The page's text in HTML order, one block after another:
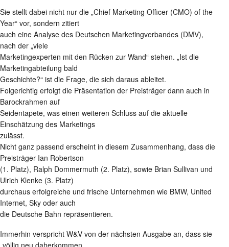
Sie stellt dabei nicht nur die „Chief Marketing Officer (CMO) of the
Year“ vor, sondern zitiert
auch eine Analyse des Deutschen Marketingverbandes (DMV),
nach der „viele
Marketingexperten mit den Rücken zur Wand“ stehen. „Ist die
Marketingabteilung bald
Geschichte?“ ist die Frage, die sich daraus ableitet.
Folgerichtig erfolgt die Präsentation der Preisträger dann auch in
Barockrahmen auf
Seidentapete, was einen weiteren Schluss auf die aktuelle
Einschätzung des Marketings
zulässt.
Nicht ganz passend erscheint in diesem Zusammenhang, dass die
Preisträger Ian Robertson
(1. Platz), Ralph Dommermuth (2. Platz), sowie Brian Sullivan und
Ulrich Klenke (3. Platz)
durchaus erfolgreiche und frische Unternehmen wie BMW, United
Internet, Sky oder auch
die Deutsche Bahn repräsentieren.
Immerhin verspricht W&V von der nächsten Ausgabe an, dass sie